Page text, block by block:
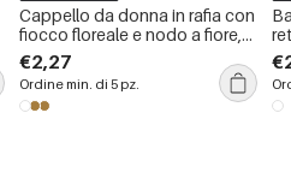
Cappello da donna in rafia con
fiocco floreale e nodo a fiore,
serie Simple, ideale per le
vacanze.
€2,27
Ordine min. di 5 pz.